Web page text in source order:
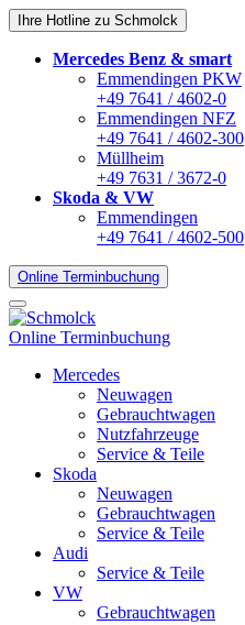
Ihre Hotline zu Schmolck
Mercedes Benz & smart
Emmendingen PKW
+49 7641 / 4602-0
Emmendingen NFZ
+49 7641 / 4602-300
Müllheim
+49 7631 / 3672-0
Skoda & VW
Emmendingen
+49 7641 / 4602-500
Online Terminbuchung
Online Terminbuchung
Mercedes
Neuwagen
Gebrauchtwagen
Nutzfahrzeuge
Service & Teile
Skoda
Neuwagen
Gebrauchtwagen
Service & Teile
Audi
Service & Teile
VW
Gebrauchtwagen